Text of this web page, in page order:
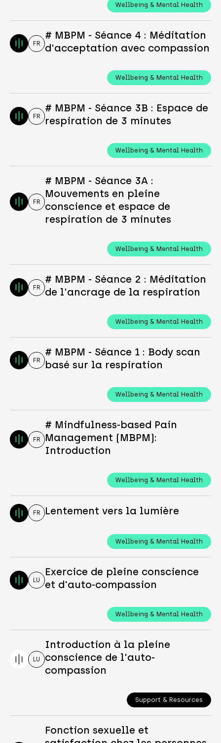
Wellbeing & Mental Health
FR
# MBPM - Séance 4 : Méditation
d'acceptation avec compassion
Wellbeing & Mental Health
FR
# MBPM - Séance 3B : Espace de
respiration de 3 minutes
Wellbeing & Mental Health
FR
# MBPM - Séance 3A :
Mouvements en pleine
conscience et espace de
respiration de 3 minutes
Wellbeing & Mental Health
FR
# MBPM - Séance 2 : Méditation
de l'ancrage de la respiration
Wellbeing & Mental Health
FR
# MBPM - Séance 1 : Body scan
basé sur la respiration
Wellbeing & Mental Health
FR
# Mindfulness-based Pain
Management (MBPM):
Introduction
Wellbeing & Mental Health
FR Lentement vers la lumière
Wellbeing & Mental Health
LU
Exercice de pleine conscience
et d'auto-compassion
Wellbeing & Mental Health
LU
Introduction à la pleine
conscience de l'auto-
compassion
Support & Resources
Fonction sexuelle et